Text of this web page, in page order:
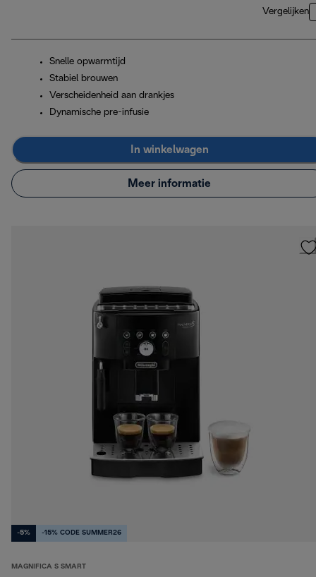
Vergelijken
Snelle opwarmtijd
Stabiel brouwen
Verscheidenheid aan drankjes
Dynamische pre-infusie
In winkelwagen
Meer informatie
-5% -15% CODE SUMMER26
MAGNIFICA S SMART